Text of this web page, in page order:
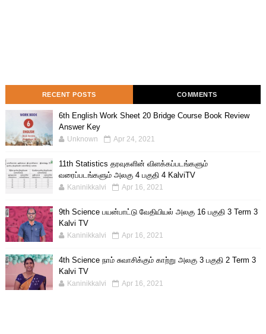
RECENT POSTS COMMENTS
6th English Work Sheet 20 Bridge Course Book Review
Answer Key
Unknown Apr 24, 2021
11th Statistics தரவுகளின் விளக்கப்படங்களும்
வரைப்படங்களும் அலகு 4 பகுதி 4 KalviTV
Kaninikkalvi Apr 16, 2021
9th Science பயன்பாட்டு வேதியியல் அலகு 16 பகுதி 3 Term 3
Kalvi TV
Kaninikkalvi Apr 16, 2021
4th Science நாம் சுவாசிக்கும் காற்று அலகு 3 பகுதி 2 Term 3
Kalvi TV
Kaninikkalvi Apr 16, 2021